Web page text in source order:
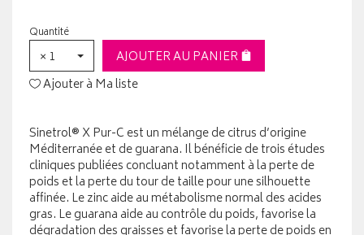
Quantité
× 1
AJOUTER AU PANIER
Ajouter à Ma liste
Sinetrol® X Pur-C est un mélange de citrus d’origine
Méditerranée et de guarana. Il bénéficie de trois études
cliniques publiées concluant notamment à la perte de
poids et la perte du tour de taille pour une silhouette
affinée. Le zinc aide au métabolisme normal des acides
gras. Le guarana aide au contrôle du poids, favorise la